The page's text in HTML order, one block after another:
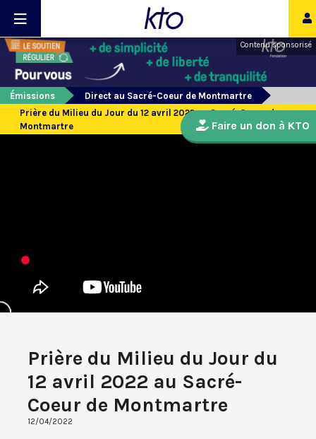
Contenu sponsorisé
Émissions
Direct au Sacré-Coeur de Montmartre
Prière du Milieu du Jour du 12 avril 2022 au Sacré-Coeur de
Montmartre
Prière du Milieu du Jour du
12 avril 2022 au Sacré-
Coeur de Montmartre
12/04/2022
Faire un don à KTO